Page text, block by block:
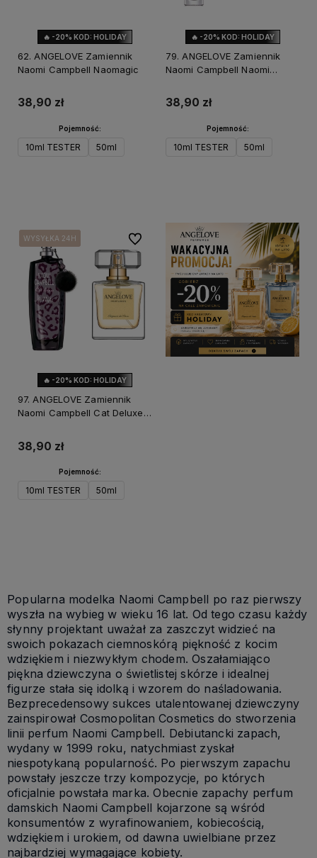
🔥 -20% KOD: HOLIDAY
62. ANGELOVE Zamiennik
Naomi Campbell Naomagic
38,90 zł
Pojemność:
10ml TESTER 50ml
🔥 -20% KOD: HOLIDAY
79. ANGELOVE Zamiennik
Naomi Campbell Naomi
38,90 zł
Pojemność:
10ml TESTER 50ml
🔥 -20% KOD: HOLIDAY
WYSYŁKA 24H
WYSYŁKA 24H
WYSYŁKA 24H
97. ANGELOVE Zamiennik
Naomi Campbell Cat Deluxe
38,90 zł
Pojemność:
10ml TESTER 50ml
Do ulubionych
Popularna modelka Naomi Campbell po raz pierwszy
wyszła na wybieg w wieku 16 lat. Od tego czasu każdy
słynny projektant uważał za zaszczyt widzieć na
swoich pokazach ciemnoskórą piękność z kocim
wdziękiem i niezwykłym chodem. Oszałamiająco
piękna dziewczyna o świetlistej skórze i idealnej
figurze stała się idolką i wzorem do naśladowania.
Bezprecedensowy sukces utalentowanej dziewczyny
zainspirował Cosmopolitan Cosmetics do stworzenia
linii perfum Naomi Campbell. Debiutancki zapach,
wydany w 1999 roku, natychmiast zyskał
niespotykaną popularność. Po pierwszym zapachu
powstały jeszcze trzy kompozycje, po których
oficjalnie powstała marka. Obecnie zapachy perfum
damskich Naomi Campbell kojarzone są wśród
konsumentów z wyrafinowaniem, kobiecością,
wdziękiem i urokiem, od dawna uwielbiane przez
najbardziej wymagające kobiety.